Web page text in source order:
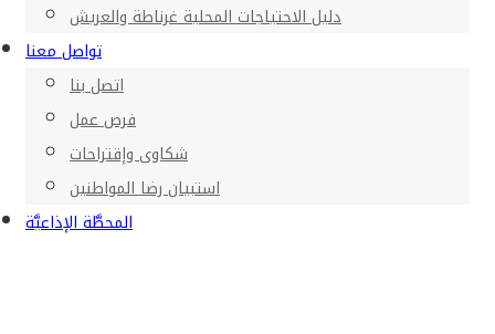
دليل الاحتياجات المحلية غرناطة والعريش
تواصل معنا
اتصل بنا
فرص عمل
شكاوى وإقتراحات
استبيان رضا المواطنين
المحطَّة الإذاعيَّة